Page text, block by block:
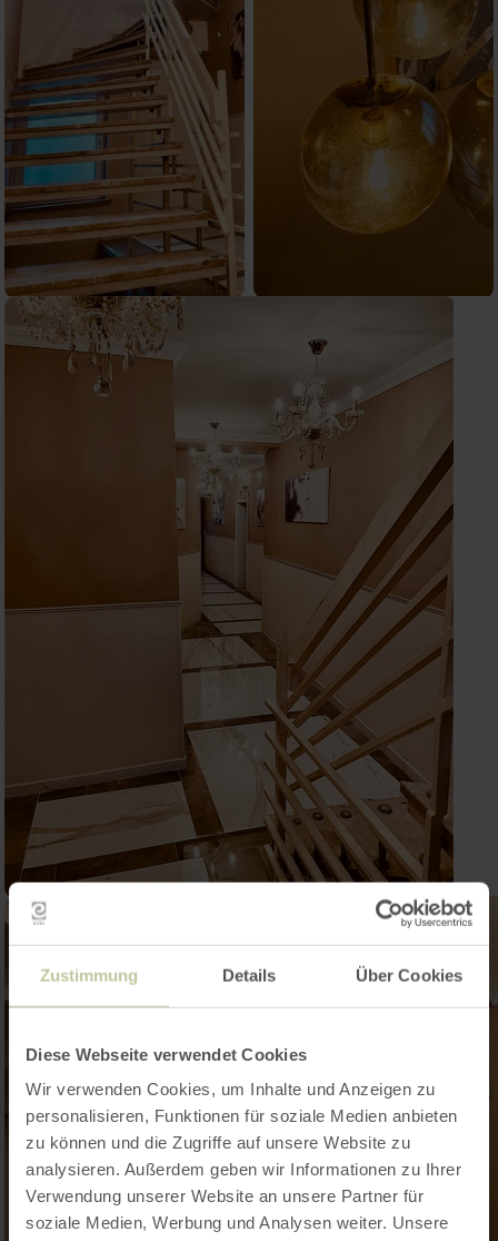
Zustimmung Details Über Cookies
Diese Webseite verwendet Cookies
Wir verwenden Cookies, um Inhalte und Anzeigen zu
personalisieren, Funktionen für soziale Medien anbieten
zu können und die Zugriffe auf unsere Website zu
analysieren. Außerdem geben wir Informationen zu Ihrer
Verwendung unserer Website an unsere Partner für
soziale Medien, Werbung und Analysen weiter. Unsere